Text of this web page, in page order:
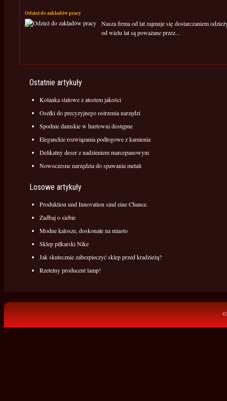
Odzież do zakładów pracy
Nasza firma od lat zajmuje się dostarczaniem
od wielu lat są poważane przez...
Ostatnie artykuły
Kolanka stalowe z atestem jakości
Osełki do precyzyjnego ostrzenia narzędzi
Spodnie damskie w hurtowni dostępne
Eleganckie rozwiązania podłogowe z kamienia
Delikatny deser z nadzieniem marcepanowym
Nowoczesne narzędzia do spawania metali
Losowe artykuły
Produktion und Innovation sind eine Chance.
Zadbaj o siebie
Modne kalosze, doskonałe na miasto
Sklep piłkarski Nike
Jak skutecznie zabezpieczyć sklep przed kradzieżą?
Rzetelny producent lamp!